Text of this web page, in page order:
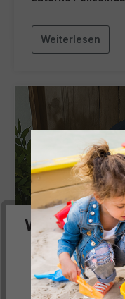
Weiterlesen
Wir
Diese Website
bestmögliche